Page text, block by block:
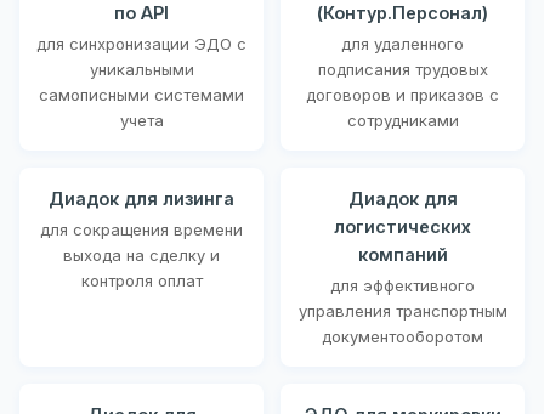
по API
для синхронизации ЭДО с
уникальными
самописными системами
учета
(Контур.Персонал)
для удаленного
подписания трудовых
договоров и приказов с
сотрудниками
Диадок для лизинга
для сокращения времени
выхода на сделку и
контроля оплат
Диадок для
логистических
компаний
для эффективного
управления транспортным
документооборотом